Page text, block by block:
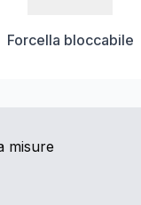
Forcella bloccabile